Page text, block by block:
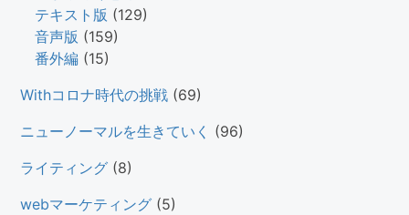
テキスト版 (129)
音声版 (159)
番外編 (15)
Withコロナ時代の挑戦 (69)
ニューノーマルを生きていく (96)
ライティング (8)
webマーケティング (5)